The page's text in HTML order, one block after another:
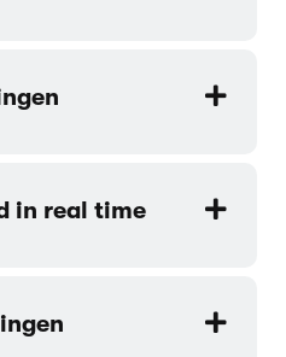
in real time